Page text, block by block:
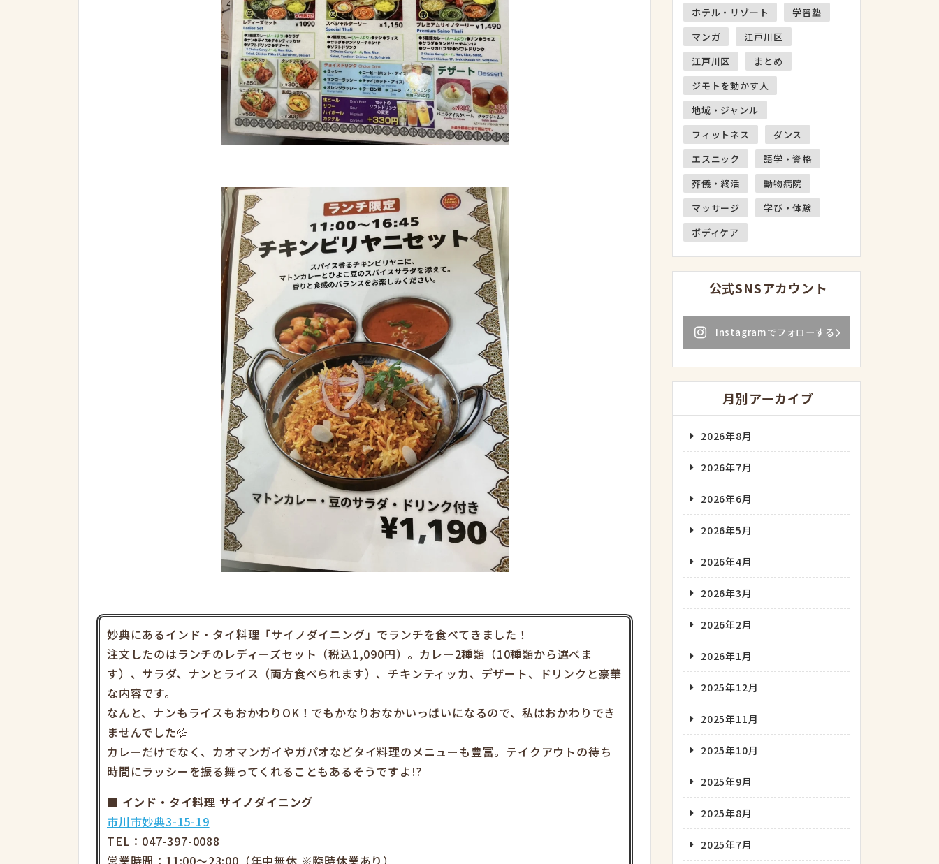
妙典にあるインド・タイ料理「サイノダイニング」でランチを食べてきました！
注文したのはランチのレディーズセット（税込1,090円）。カレー2種類（10種類から選べま
す）、サラダ、ナンとライス（両方食べられます）、チキンティッカ、デザート、ドリンクと豪華
な内容です。
なんと、ナンもライスもおかわりOK！でもかなりおなかいっぱいになるので、私はおかわりでき
ませんでした💦
カレーだけでなく、カオマンガイやガパオなどタイ料理のメニューも豊富。テイクアウトの待ち
時間にラッシーを振る舞ってくれることもあるそうですよ!?
■ インド・タイ料理 サイノダイニング
市川市妙典3-15-19
TEL：047-397-0088
営業時間：11:00～23:00（年中無休 ※臨時休業あり）
ホテル・リゾート
学習塾
マンガ
江戸川区
江戸川区
まとめ
ジモトを動かす人
地域・ジャンル
フィットネス
ダンス
エスニック
語学・資格
葬儀・終活
動物病院
マッサージ
学び・体験
ボディケア
公式SNSアカウント
Instagramでフォローする
月別アーカイブ
2026年8月
2026年7月
2026年6月
2026年5月
2026年4月
2026年3月
2026年2月
2026年1月
2025年12月
2025年11月
2025年10月
2025年9月
2025年8月
2025年7月